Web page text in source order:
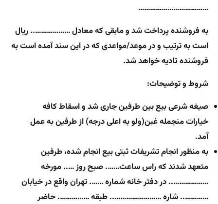
………………………………
به فروشنده پرداخت شد و مابقی که معادل ……………….. ریال
است به ترتیب و در موعد/مواعدی که در این سند آمده است به
فروشنده تادیه خواهد شد.
شروط و توضیحات:
صیغه شرعی بیع بین طرفین جاری شد و اسقاط کافه
خیارات منجمله غبن(ولو به اعلی درجه) از طرفین به عمل
آمد.
به منظور انجام تشریفات ثبتی بیع انجام شده، طرفین
متعهد شدند که راس ساعت……. صبح روز ….. مورخه
……………….. در دفتر خانه شماره ……. تهران واقع در خیابان
………….. شاره …………………….. طبقه ……………. حاضر